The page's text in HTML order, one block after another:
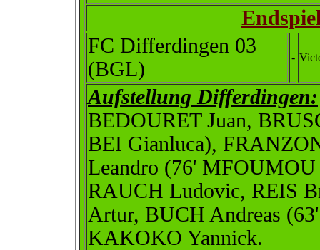
FC Differdingen 03
(BGL)
-
Aufstellung Differdingen:
BEDOURET Juan,
BEI Gianluca),
Leandro (76'
RAUCH Ludovic, REIS
Artur, BUCH Andreas
KAKOKO Yannick.